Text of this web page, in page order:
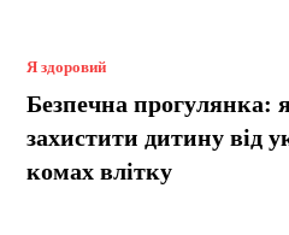
Я здоровий
Безпечна прогулянка:
захистити дитину від
комах влітку